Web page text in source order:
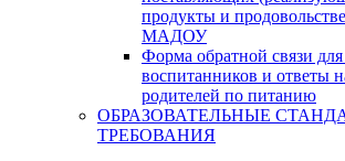
продукты и
МАДОУ
Форма обратной связи
воспитанников и ответы
родителей по питанию
ОБРАЗОВАТЕЛЬНЫЕ
ТРЕБОВАНИЯ